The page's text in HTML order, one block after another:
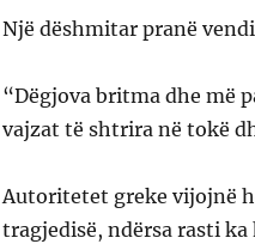
Një dëshmitar pranë
“Dëgjova britma dhe më
vajzat të shtrira në tokë
Autoritetet greke vijojnë
tragjedisë, ndërsa rasti